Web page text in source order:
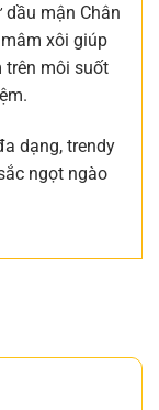
mận Chân
xôi giúp
trên môi suốt
dạng, trendy
ngọt ngào